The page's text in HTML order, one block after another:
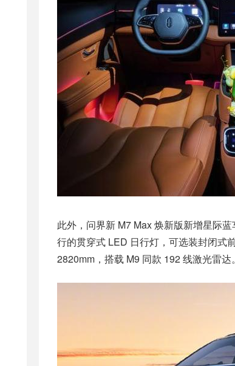
此外，问界新 M7 Max 焕新版新增星际
行的贯穿式 LED 日行灯，可选装封闭式
2820mm，搭载 M9 同款 192 线激光雷达。